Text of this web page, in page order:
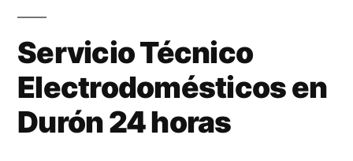
Servicio Técnico
Electrodomésticos en
Durón 24 horas